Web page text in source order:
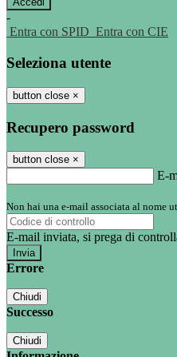
-
Entra con SPID Entra con CIE
Seleziona utente
button close ×
Recupero password
button close ×
E-
Non hai una e-mail associata al nome
E-mail inviata, si prega di
Errore
Chiudi
Successo
Chiudi